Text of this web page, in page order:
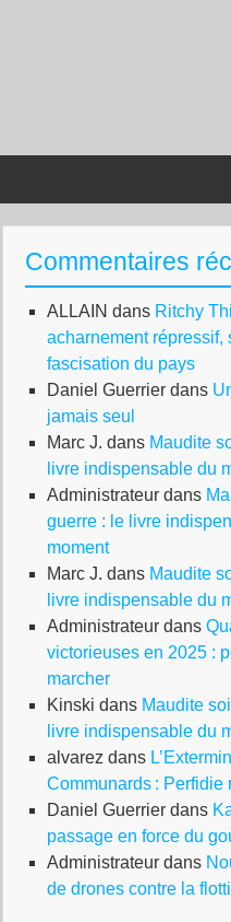
Commentaires
ALLAIN dans Ritchy
acharnement répressif,
fascisation du pays
Daniel Guerrier dans
jamais seul
Marc J. dans Maudite
livre indispensable du
Administrateur dans
guerre : le livre
moment
Marc J. dans Maudite
livre indispensable du
Administrateur dans
victorieuses en 2025 :
marcher
Kinski dans Maudite
livre indispensable du
alvarez dans
Communards : Perfidie
Daniel Guerrier dans
passage en force du
Administrateur dans
de drones contre la